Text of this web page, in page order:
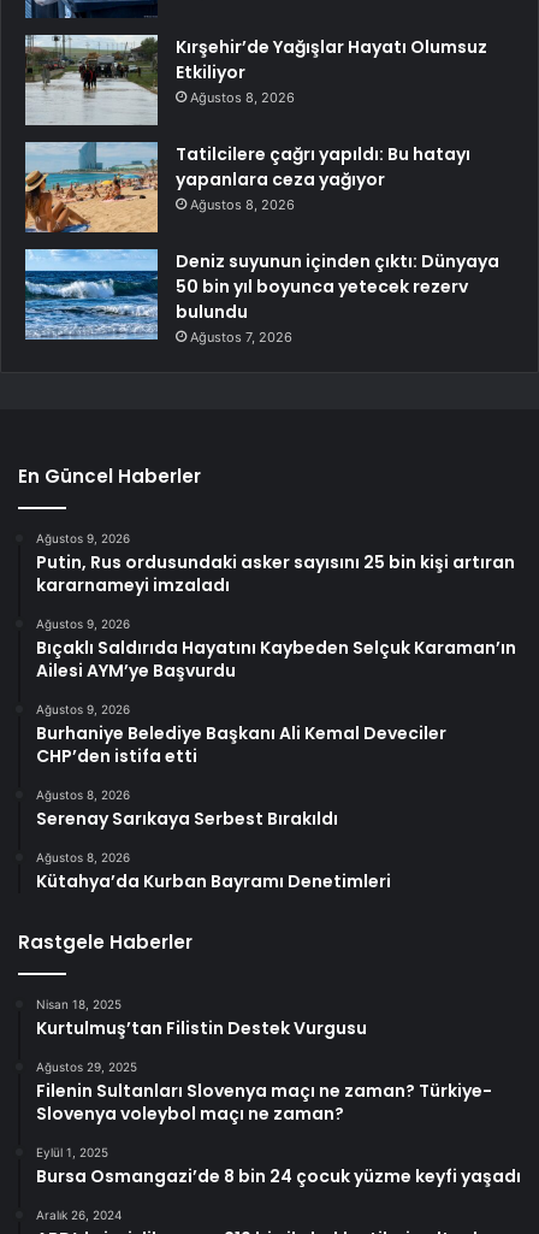
Kırşehir’de Yağışlar Hayatı Olumsuz
Etkiliyor
Ağustos 8, 2026
Tatilcilere çağrı yapıldı: Bu hatayı
yapanlara ceza yağıyor
Ağustos 8, 2026
Deniz suyunun içinden çıktı: Dünyaya
50 bin yıl boyunca yetecek rezerv
bulundu
Ağustos 7, 2026
En Güncel Haberler
Ağustos 9, 2026
Putin, Rus ordusundaki asker sayısını 25 bin kişi artıran
kararnameyi imzaladı
Ağustos 9, 2026
Bıçaklı Saldırıda Hayatını Kaybeden Selçuk Karaman’ın
Ailesi AYM’ye Başvurdu
Ağustos 9, 2026
Burhaniye Belediye Başkanı Ali Kemal Deveciler
CHP’den istifa etti
Ağustos 8, 2026
Serenay Sarıkaya Serbest Bırakıldı
Ağustos 8, 2026
Kütahya’da Kurban Bayramı Denetimleri
Rastgele Haberler
Nisan 18, 2025
Kurtulmuş’tan Filistin Destek Vurgusu
Ağustos 29, 2025
Filenin Sultanları Slovenya maçı ne zaman? Türkiye-
Slovenya voleybol maçı ne zaman?
Eylül 1, 2025
Bursa Osmangazi’de 8 bin 24 çocuk yüzme keyfi yaşadı
Aralık 26, 2024